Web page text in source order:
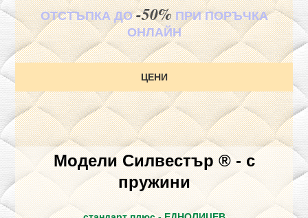
ОТСТЪПКА ДО-50%ПРИ ПОРЪЧКА
ОНЛАЙН
ЦЕНИ
Модели Силвестър ® - с
пружини